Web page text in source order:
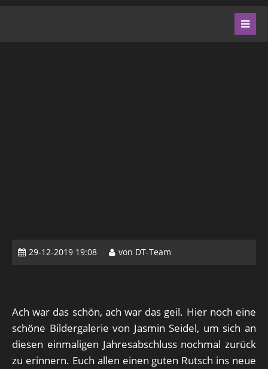
29-12-2019 19:08 von DT-Team
Ach war das schön, ach war das geil. Hier noch eine
schöne Bildergalerie von Jasmin Seidel, um sich an
diesen einmaligen Jahresabschluss nochmal zurück
zu erinnern. Euch allen einen guten Rutsch ins neue